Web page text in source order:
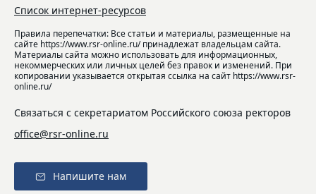
Список интернет-ресурсов
Правила перепечатки: Все статьи и материалы, размещенные на
сайте https://www.rsr-online.ru/ принадлежат владельцам сайта.
Материалы сайта можно использовать для информационных,
некоммерческих или личных целей без правок и изменений. При
копировании указывается открытая ссылка на сайт https://www.rsr-
online.ru/
Связаться с секретариатом Российского союза ректоров
office@rsr-online.ru
Напишите нам